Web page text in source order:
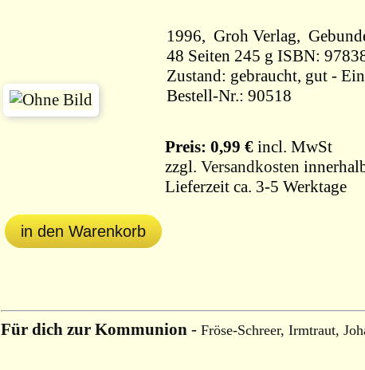
1996, Groh
48 Seiten 245 g ISBN:
Zustand: gebraucht, gut -
Bestell-Nr.: 90518
Preis: 0,99 € incl. MwSt
zzgl. Versandkosten
Lieferzeit ca. 3-5 Werktage
in den Warenkorb
Für dich zur Kommunion - Fröse-Schreer, Irmtraut,